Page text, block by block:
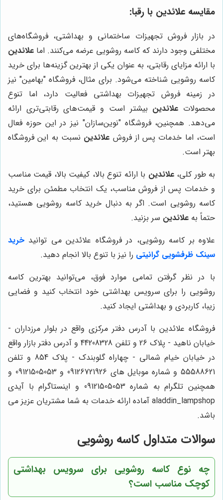
مقایسه علائدین با رقبا:
در بازار فروش تجهیزات ساختمانی و بهداشتی، فروشگاه‌های
مختلفی وجود دارند که کاسه روشویی عرضه می‌کنند. اما علائدین
با ارائه مزایای رقابتی، به عنوان یکی از بهترین گزینه‌ها برای خرید
کاسه روشویی شناخته می‌شود. برای مثال، فروشگاه "بهامین" نیز
در زمینه فروش تجهیزات بهداشتی فعالیت دارد، اما تنوع
محصولات علائدین بیشتر است و قیمت‌های رقابتی‌تری ارائه
می‌دهد. همچنین، فروشگاه "نوین‌سازان" نیز در این حوزه فعال
است، اما خدمات پس از فروش علائدین نسبت به این فروشگاه
بهتر است.
به طور کلی،علائدین با ارائه تنوع بالا، کیفیت بالا، قیمت مناسب
و خدمات پس از فروش مناسب، یک انتخاب مطمئن برای خرید
کاسه روشویی است. اگر به دنبال خرید کاسه روشویی هستید،
حتماً به علائدین سر بزنید.
علاوه بر کاسه روشویی، در فروشگاه علائدین می توانید خرید
سینک ظرفشویی گرانیتی را نیز با تنوع بالا انجام دهید.
با در نظر گرفتن تمامی موارد فوق، می‌توانید بهترین کاسه
روشویی را برای سرویس بهداشتی خود انتخاب کنید و فضایی
زیبا، کاربردی و بهداشتی ایجاد کنید.
فروشگاه علائدین با آدرس دفتر مرکزی واقع در بلوار مرزداران -
خیابان ناهید - پلاک 26 و تلفن 44208328 و آدرس دفتر بازار واقع
در خیابان خیام شمالی - چهاراه گلوبندک - پلاک 854 و تلفن
55588621 و شماره موبایل های 09126721926 و 09121505053 و
همچنین تلگرام به شماره 09121505053 و اینستاگرام با آیدی
aladdin_lampshop آماده ارائه خدمات به شما مشتریان عزیز می
باشد.
سوالات متداول کاسه روشویی
چه نوع کاسه روشویی برای سرویس بهداشتی
کوچک مناسب است؟